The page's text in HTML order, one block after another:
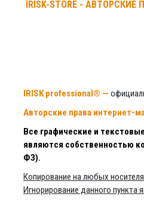
IRISK-STORE - АВТОРСКИЕ
IRISK professional® —
Авторские права интернет-
Все графические и
являются собственностью
ФЗ).
Копирование на любых
Игнорирование данного